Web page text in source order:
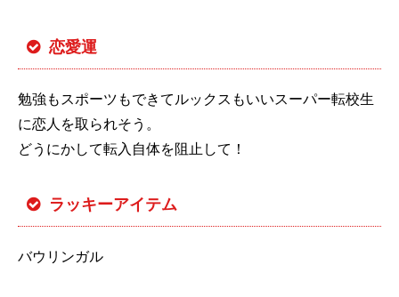
恋愛運
勉強もスポーツもできてルックスもいいスーパー転校生
に恋人を取られそう。
どうにかして転入自体を阻止して！
ラッキーアイテム
バウリンガル